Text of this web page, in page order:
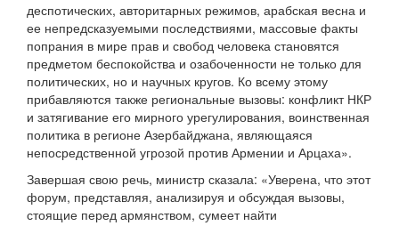
деспотических, авторитарных режимов, арабская весна и
ее непредсказуемыми последствиями, массовые факты
попрания в мире прав и свобод человека становятся
предметом беспокойства и озабоченности не только для
политических, но и научных кругов. Ко всему этому
прибавляются также региональные вызовы: конфликт НКР
и затягивание его мирного урегулирования, воинственная
политика в регионе Азербайджана, являющаяся
непосредственной угрозой против Армении и Арцаха».
Завершая свою речь, министр сказала: «Уверена, что этот
форум, представляя, анализируя и обсуждая вызовы,
стоящие перед армянством, сумеет найти